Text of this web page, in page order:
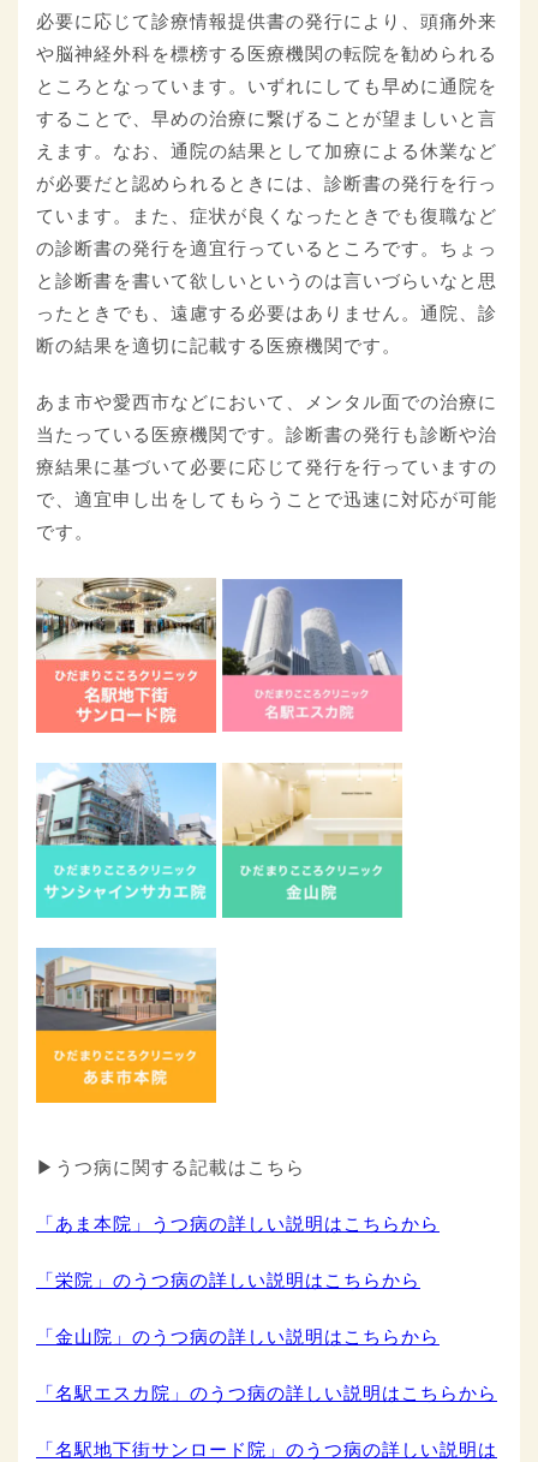
必要に応じて診療情報提供書の発行により、頭痛外来
や脳神経外科を標榜する医療機関の転院を勧められる
ところとなっています。いずれにしても早めに通院を
することで、早めの治療に繋げることが望ましいと言
えます。なお、通院の結果として加療による休業など
が必要だと認められるときには、診断書の発行を行っ
ています。また、症状が良くなったときでも復職など
の診断書の発行を適宜行っているところです。ちょっ
と診断書を書いて欲しいというのは言いづらいなと思
ったときでも、遠慮する必要はありません。通院、診
断の結果を適切に記載する医療機関です。
あま市や愛西市などにおいて、メンタル面での治療に
当たっている医療機関です。診断書の発行も診断や治
療結果に基づいて必要に応じて発行を行っていますの
で、適宜申し出をしてもらうことで迅速に対応が可能
です。
▶うつ病に関する記載はこちら
「あま本院」うつ病の詳しい説明はこちらから
「栄院」のうつ病の詳しい説明はこちらから
「金山院」のうつ病の詳しい説明はこちらから
「名駅エスカ院」のうつ病の詳しい説明はこちらから
「名駅地下街サンロード院」のうつ病の詳しい説明は